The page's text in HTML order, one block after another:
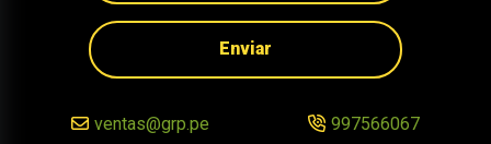
Enviar
ventas@grp.pe 997566067